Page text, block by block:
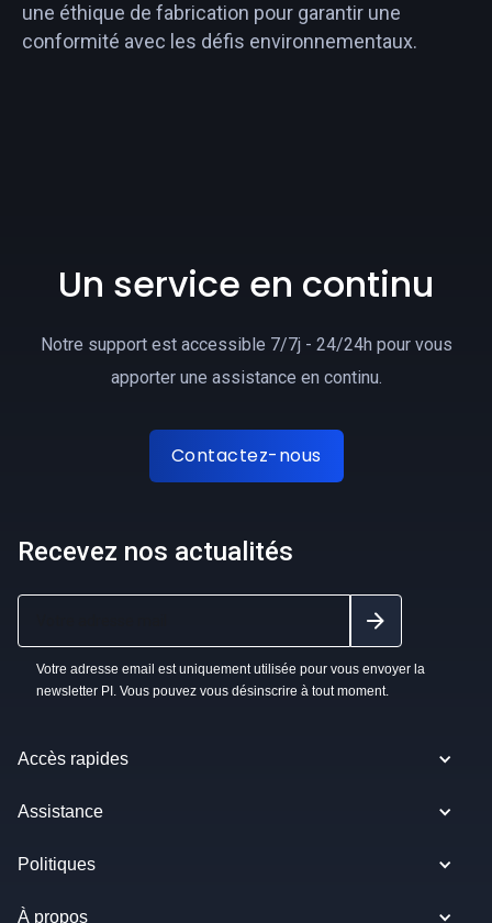
une éthique de fabrication pour garantir une
conformité avec les défis environnementaux.
Un service en continu
Notre support est accessible 7/7j - 24/24h pour vous
apporter une assistance en continu.
Contactez-nous
Recevez nos actualités
Votre adresse email est uniquement utilisée pour vous envoyer la
newsletter PI. Vous pouvez vous désinscrire à tout moment.
Accès rapides
Assistance
Politiques
À propos